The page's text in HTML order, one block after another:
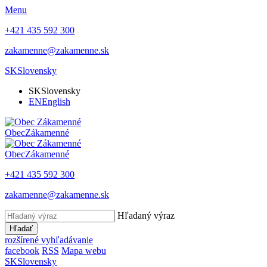
Menu
+421 435 592 300
zakamenne@zakamenne.sk
SKSlovensky
SKSlovensky
ENEnglish
ObecZákamenné
ObecZákamenné
+421 435 592 300
zakamenne@zakamenne.sk
Hľadaný výraz
Hľadať
rozšírené vyhľadávanie
facebook RSS Mapa webu
SKSlovensky